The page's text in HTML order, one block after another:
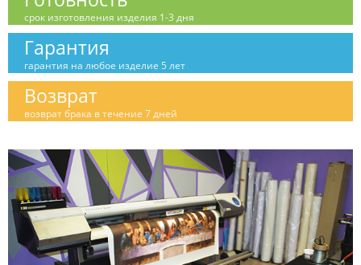
срок изготовления изделия 1-3 дня
Гарантия
гарантия на любое изделие 5 лет
Возврат
возврат брака в течение 7 дней